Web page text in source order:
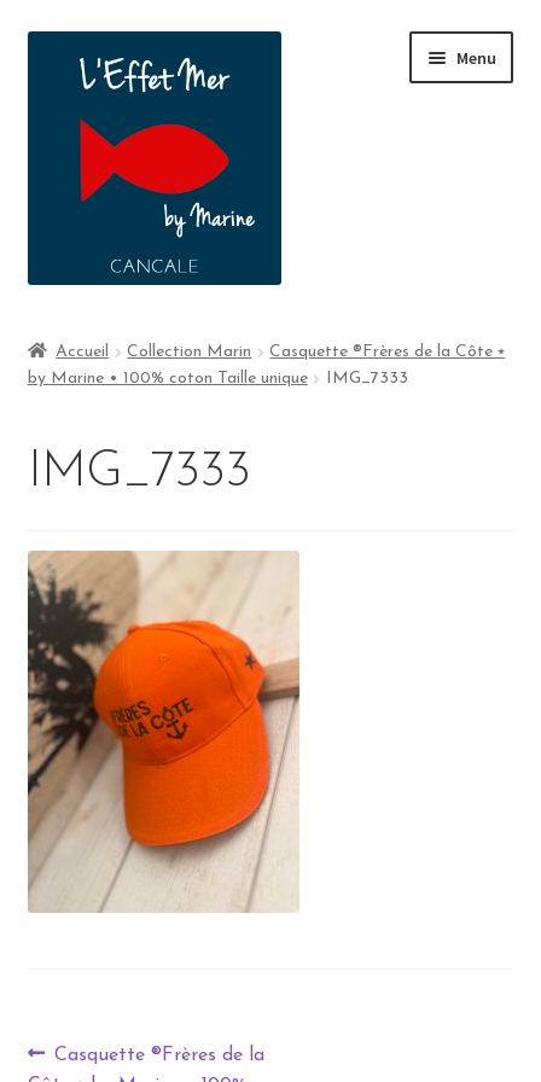
Menu
A propos
Contact
Accueil Collection Marin
Casquette ®Frères de la Côte ⭑
by Marine • 100% coton Taille unique
IMG_7333
IMG_7333
Casquette ®Frères de la